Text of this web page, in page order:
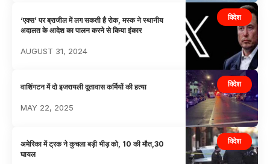
विदेश
‘एक्स’ पर ब्राजील में लग सकती है रोक, मस्क ने स्थानीय
अदालत के आदेश का पालन करने से किया इंकार
AUGUST 31, 2024
विदेश
वाशिंगटन में दो इजरायली दूतावास कर्मियों की हत्या
MAY 22, 2025
विदेश
अमेरिका में ट्रक ने कुचला बड़ी भीड़ को, 10 की मौत,30
घायल